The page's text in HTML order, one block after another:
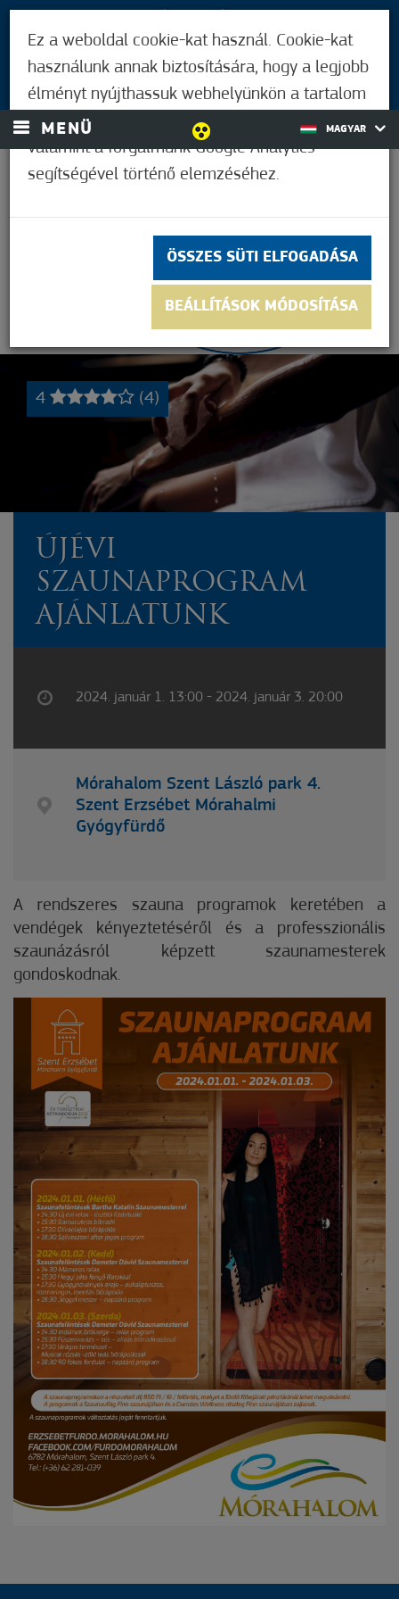
BEJELENTKEZÉS
MENÜ MAGYAR
4 (4)
ÚJÉVI
SZAUNAPROGRAM
AJÁNLATUNK
2024. január 1. 13:00 - 2024. január 3. 20:00
Mórahalom Szent László park 4.
Szent Erzsébet Mórahalmi
Gyógyfürdő
A rendszeres szauna programok keretében a
vendégek kényeztetéséről és a professzionális
szaunázásról képzett szaunamesterek
gondoskodnak.
Ez a weboldal cookie-kat használ. Cookie-kat
használunk annak biztosítására, hogy a legjobb
élményt nyújthassuk webhelyünkön a tartalom
és a hirdetések személyre szabásához,
valamint a forgalmunk Google Analytics
segítségével történő elemzéséhez.
ÖSSZES SÜTI ELFOGADÁSA
BEÁLLÍTÁSOK MÓDOSÍTÁSA